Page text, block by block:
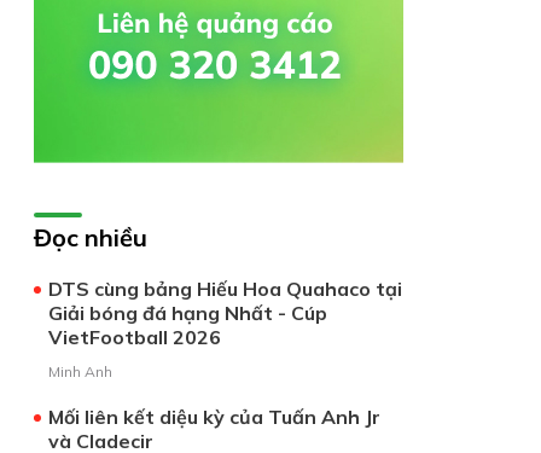
Đọc nhiều
DTS cùng bảng Hiếu Hoa Quahaco tại
Giải bóng đá hạng Nhất - Cúp
VietFootball 2026
Minh Anh
Mối liên kết diệu kỳ của Tuấn Anh Jr
và Cladecir